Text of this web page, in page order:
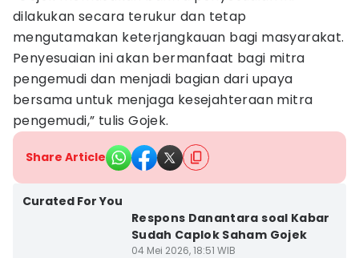
dilakukan secara terukur dan tetap
mengutamakan keterjangkauan bagi masyarakat.
Penyesuaian ini akan bermanfaat bagi mitra
pengemudi dan menjadi bagian dari upaya
bersama untuk menjaga kesejahteraan mitra
pengemudi,” tulis Gojek.
Share Article
Curated For You
Respons Danantara soal Kabar
Sudah Caplok Saham Gojek
04 Mei 2026, 18:51 WIB